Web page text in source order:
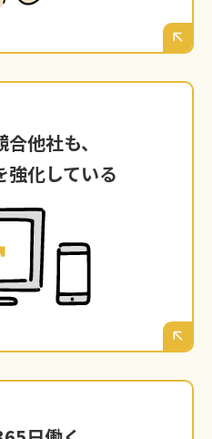
他社も、
強化している
強化している
ィングに手をつけてい
競合他社はブログを書
で顧客と繋がっていま
に開いていくだけです。
日働く